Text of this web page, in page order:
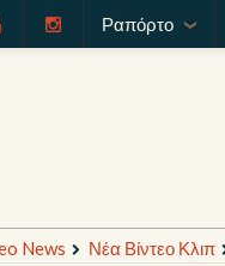
Ραπόρτο
News Νέα Βίντεο Κλιπ